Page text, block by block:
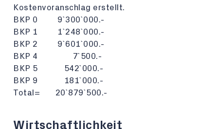
Kostenvoranschlag erstellt.
BKP 0 9`300`000.-
BKP 1 1`248`000.-
BKP 2 9`601`000.-
BKP 4 7`500.-
BKP 5 542`000.-
BKP 9 181`000.-
Total= 20`879`500.-
Wirtschaftlichkeit